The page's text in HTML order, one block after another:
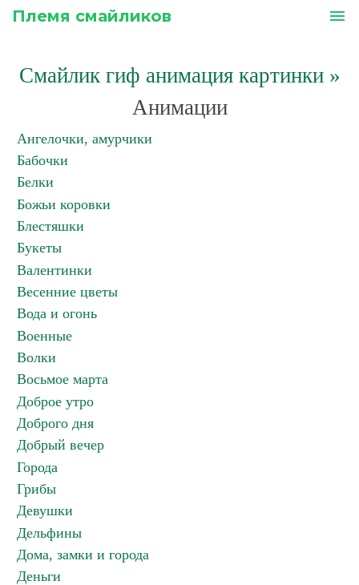
Племя смайликов menu
Смайлик гиф анимация картинки»
Анимации
Ангелочки, амурчики
Бабочки
Белки
Божьи коровки
Блестяшки
Букеты
Валентинки
Весенние цветы
Вода и огонь
Военные
Волки
Восьмое марта
Доброе утро
Доброго дня
Добрый вечер
Города
Грибы
Девушки
Дельфины
Дома, замки и города
Деньги